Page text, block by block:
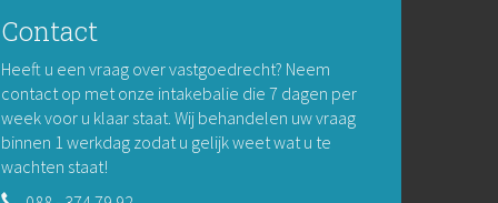
Contact
Heeft u een vraag over vastgoedrecht? Neem
contact op met onze intakebalie die 7 dagen per
week voor u klaar staat. Wij behandelen uw vraag
binnen 1 werkdag zodat u gelijk weet wat u te
wachten staat!